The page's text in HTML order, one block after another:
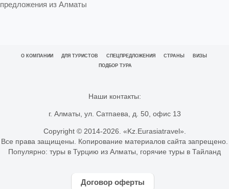
предложения из Алматы
О КОМПАНИИ ДЛЯ ТУРИСТОВ СПЕЦПРЕДЛОЖЕНИЯ СТРАНЫ
ВИЗЫ
ПОДБОР ТУРА
Наши контакты:
г. Алматы, ул. Сатпаева, д. 50, офис 13
Copyright © 2014-2026. «Kz.Eurasiatravel».
Все права защищены. Копирование материалов сайта запрещено.
Популярно: туры в Турцию из Алматы горячие туры в Тайланд
Договор оферты